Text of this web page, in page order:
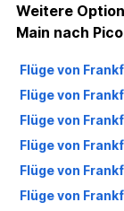
Weitere
Main nach
Flüge von
Flüge von
Flüge von
Flüge von
Flüge von
Flüge von